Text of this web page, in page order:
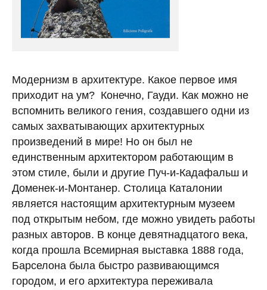
Модернизм в архитектуре. Какое первое имя
приходит на ум? Конечно, Гауди. Как можно не
вспомнить великого гения, создавшего одни из
самых захватывающих архитектурных
произведений в мире! Но он был не
единственным архитектором работающим в
этом стиле, были и другие Пуч-и-Кадафальш и
Доменек-и-Монтанер. Столица Каталонии
является настоящим архитектурным музеем
под открытым небом, где можно увидеть работы
разных авторов. В конце девятнадцатого века,
когда прошла Всемирная выставка 1888 года,
Барселона была быстро развивающимся
городом, и его архитектура переживала